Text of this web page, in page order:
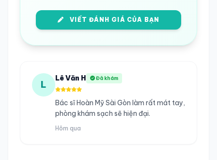
VIẾT ĐÁNH GIÁ CỦA BẠN
L
Lê Văn H Đã khám
Bác sĩ Hoàn Mỹ Sài Gòn làm rất mát tay,
phòng khám sạch sẽ hiện đại.
Hôm qua